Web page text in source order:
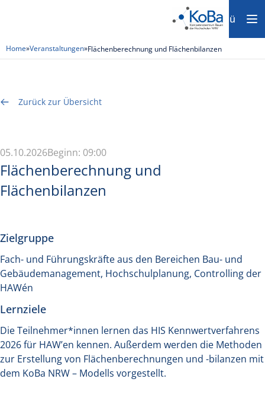
Menü
Home»Veranstaltungen»Flächenberechnung und Flächenbilanzen
Zurück zur Übersicht
05.10.2026Beginn: 09:00
Flächenberechnung und
Flächenbilanzen
Zielgruppe
Fach- und Führungskräfte aus den Bereichen Bau- und
Gebäudemanagement, Hochschulplanung, Controlling der
HAWén
Lernziele
Die Teilnehmer*innen lernen das HIS Kennwertverfahrens
2026 für HAW’en kennen. Außerdem werden die Methoden
zur Erstellung von Flächenberechnungen und -bilanzen mit
dem KoBa NRW – Modells vorgestellt.